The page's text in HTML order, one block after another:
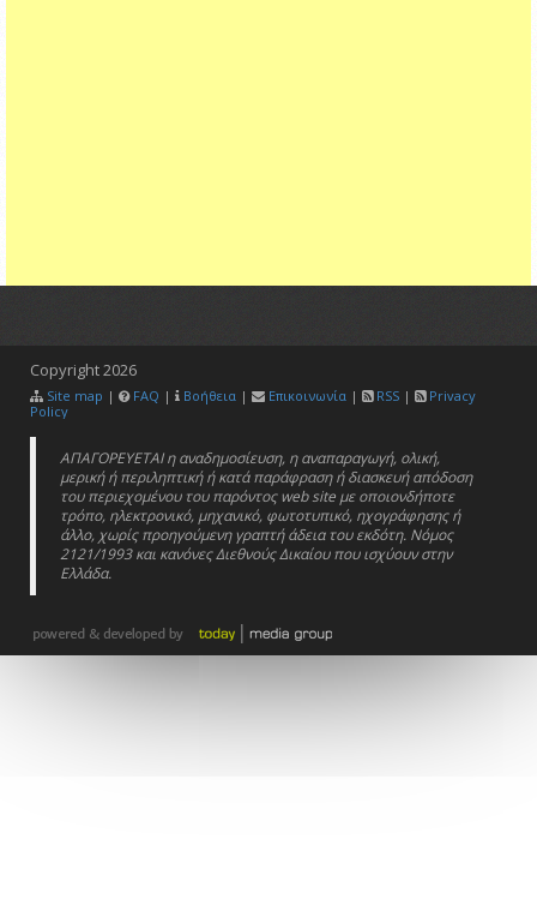
Copyright2026
Site map | FAQ | Βοήθεια | Επικοινωνία | RSS |
Privacy
Policy
ΑΠΑΓΟΡΕΥΕΤΑΙ η αναδημοσίευση, η αναπαραγωγή, ολική,
μερική ή περιληπτική ή κατά παράφραση ή διασκευή απόδοση
του περιεχομένου του παρόντος web site με οποιονδήποτε
τρόπο, ηλεκτρονικό, μηχανικό, φωτοτυπικό, ηχογράφησης ή
άλλο, χωρίς προηγούμενη γραπτή άδεια του εκδότη. Νόμος
2121/1993 και κανόνες Διεθνούς Δικαίου που ισχύουν στην
Ελλάδα.